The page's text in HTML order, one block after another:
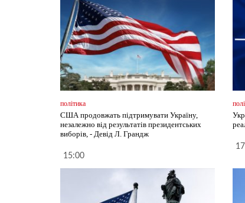
політика
США продовжать підтримувати Україну,
незалежно від результатів президентських
виборів, - Девід Л. Грандж
15:00